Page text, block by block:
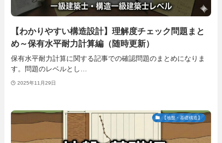
【わかりやすい構造設計】理解度チェック問題まと
め～保有水平耐力計算編（随時更新）
保有水平耐力計算に関する記事での確認問題のまとめになりま
す。問題のレベルとし…
2025年11月29日
【地盤・基礎構造】